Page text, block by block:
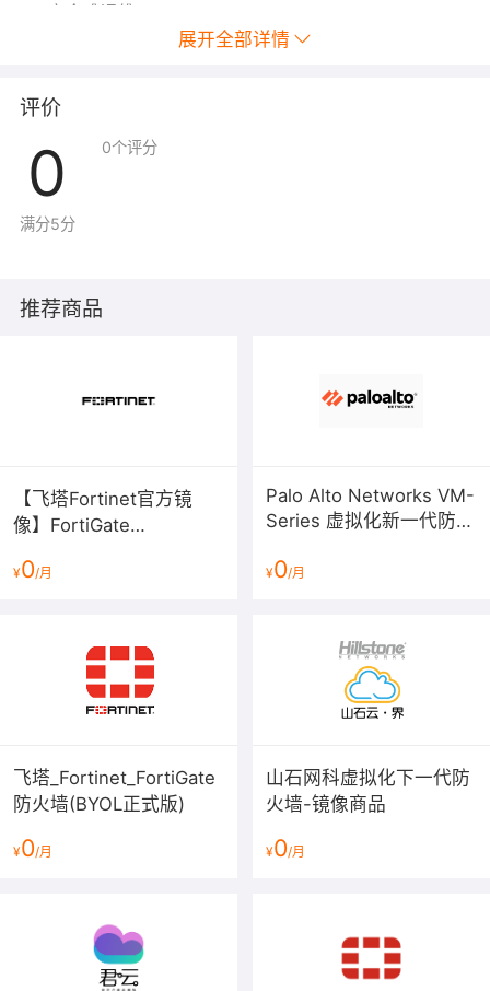
深信服虚拟
1、全面威胁防御能力
2、精细化的访问控制
安全管控。
防。
品牌实力
展开全部详情
评价
0
满分5分
0个评分
推荐商品
【飞塔Fortinet官方镜
像】FortiGate
火墙
¥0/月
Palo Alto Networks VM-
Series 虚拟化新一代防火
¥0/月
飞塔_Fortinet_FortiGate
防火墙(BYOL正式版)
¥0/月
山石网科虚拟化下一代防
火墙-镜像商品
¥0/月